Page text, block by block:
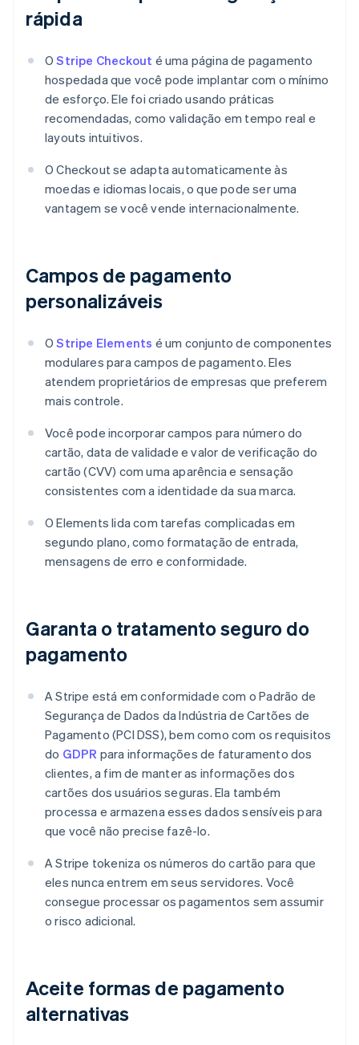
rápida
OStripe Checkout é uma página de pagamento
hospedada que você pode implantar com o mínimo
de esforço. Ele foi criado usando práticas
recomendadas, como validação em tempo real e
layouts intuitivos.
O Checkout se adapta automaticamente às
moedas e idiomas locais, o que pode ser uma
vantagem se você vende internacionalmente.
Campos de pagamento
personalizáveis
OStripe Elements é um conjunto de componentes
modulares para campos de pagamento. Eles
atendem proprietários de empresas que preferem
mais controle.
Você pode incorporar campos para número do
cartão, data de validade e valor de verificação do
cartão (CVV) com uma aparência e sensação
consistentes com a identidade da sua marca.
O Elements lida com tarefas complicadas em
segundo plano, como formatação de entrada,
mensagens de erro e conformidade.
Garanta o tratamento seguro do
pagamento
A Stripe está em conformidade com o Padrão de
Segurança de Dados da Indústria de Cartões de
Pagamento (PCI DSS), bem como com os requisitos
do GDPR para informações de faturamento dos
clientes, a fim de manter as informações dos
cartões dos usuários seguras. Ela também
processa e armazena esses dados sensíveis para
que você não precise fazê-lo.
A Stripe tokeniza os números do cartão para que
eles nunca entrem em seus servidores. Você
consegue processar os pagamentos sem assumir
o risco adicional.
Aceite formas de pagamento
alternativas